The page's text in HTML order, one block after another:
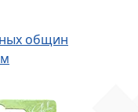
общин